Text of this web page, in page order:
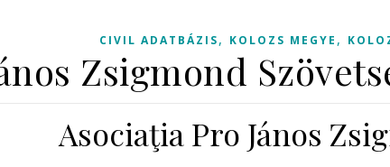
CIVIL ADATBÁZIS, KOLOZS MEGYE ,
Zsigmond
Asociaţia Pro János